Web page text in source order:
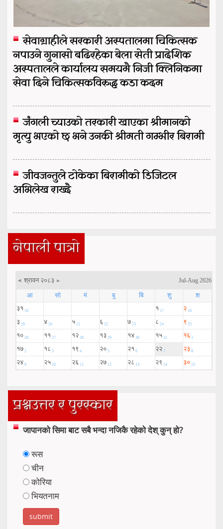
सेवाग्राहीले सरकारी अस्पतालमा चिकित्सक
नपाउने गुनासो बढिरहेका बेला सेती प्रादेशिक
अस्पतालले कार्यालय समयमै निजी क्लिनिकमा
सेवा दिने चिकित्सकविरुद्ध कडा कदम
जंगली च्याउको तरकारी खाएका श्रीमानको
मृत्यु भएको छ भने उनकी श्रीमती गम्भीर बिरामी
जीवजन्तुले टोकेका बिरामीको डिजिटल
अभिलेख राख्दै
नेपाली पात्रो
प्रश्नउत्तर र पुरस्कार
जापानको सिमा बाट सबै भन्दा नजिकै रहेको देश् कुन् हो?
रूस
चीन
कोरिया
भियतनाम